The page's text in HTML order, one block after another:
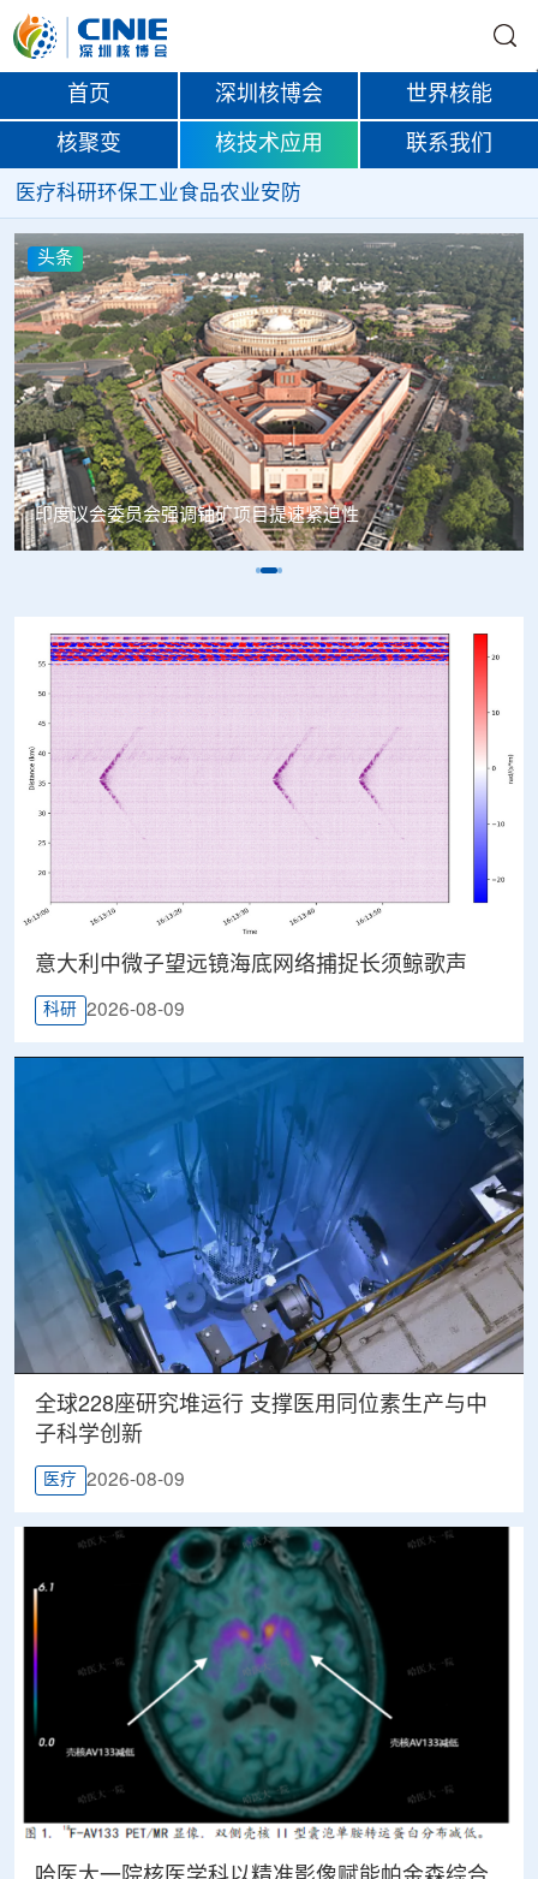
首页 深圳核博会 世界核能
核聚变 核技术应用 联系我们
医疗科研环保工业食品农业安防
头条
中核辐智正式设立 中国同辐持股90%打通核医疗全产业链
意大利中微子望远镜海底网络捕捉长须鲸歌声
科研 2026-08-09
全球228座研究堆运行 支撑医用同位素生产与中
子科学创新
医疗 2026-08-09